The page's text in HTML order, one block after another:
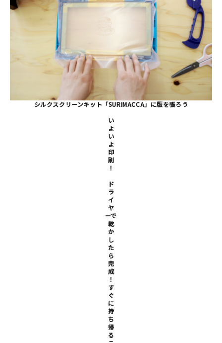
シルクスクリーンキット「SURIMACCA」に版を張ろう
い
よ
い
よ
印
刷
！
ド
ラ
イ
ヤ
ーで
乾
か
し
た
ら
完
成
！
す
ぐ
に
持
ち
帰
る